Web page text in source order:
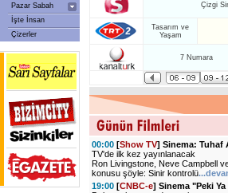
Pazar Sabah
İşte İnsan
Çizerler
Çizgi
Tasarım ve
Yaşam
7 Numara
00:00 [Show TV] Sinema: Tuhaf
TV'de ilk kez yayınlanacak
Ron Livingstone, Neve Campbell
konusu şöyle: Sinir kontrolü
19:00 [CNBC-e] Sinema "Peki